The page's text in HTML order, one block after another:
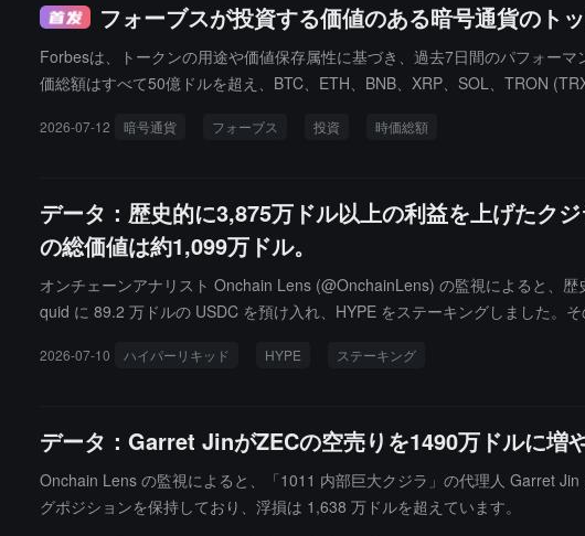
フォーブスが投資する価値のある暗号通貨のト
Forbesは、トークンの用途や価値保存属性に基づき、過去7日間のパフォー
価総額はすべて50億ドルを超え、BTC、ETH、BNB、XRP、SOL、TRON
を考慮し、ステーブルコイン、ラップド暗号資産、流動性ステーキングトー
2026-07-12 暗号通貨 フォーブス 投資 時価総額
データ：歴史的に3,875万ドル以上の利益を上げたク
の総価値は約1,099万ドル。
オンチェーンアナリスト Onchain Lens (@OnchainLens) の監視によると、
quid に 89.2 万ドルの USDC を預け入れ、HYPE をステーキングしました。
2026-07-10 ハイパーリキッド HYPE ステーキング
データ：Garret JinがZECの空売りを1490万ドルに増
Onchain Lens の監視によると、「1011 内部巨大クジラ」の代理人 Garret
グポジションを保持しており、浮損は 1,638 万ドルを超えています。